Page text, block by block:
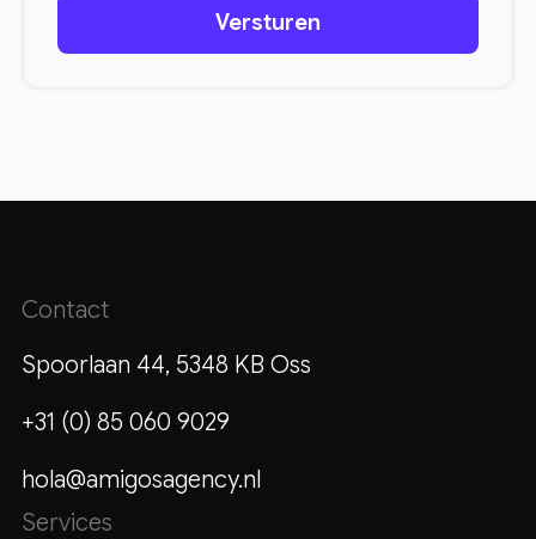
Contact
Spoorlaan 44, 5348 KB Oss
+31 (0) 85 060 9029
hola@amigosagency.nl
Services